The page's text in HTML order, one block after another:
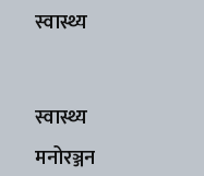
स्वास्थ्य
स्वास्थ्य
मनोरञ्जन